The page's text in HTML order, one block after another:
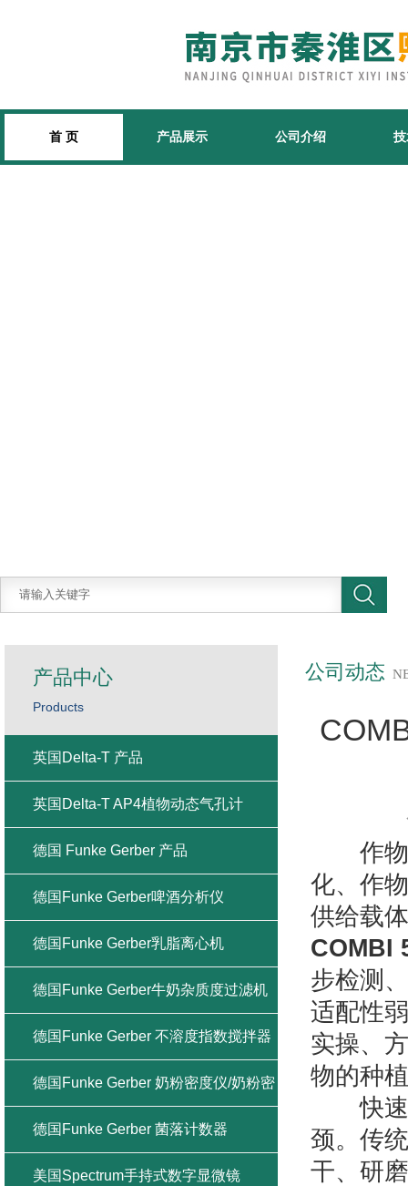
首 页 产品展示 公司介绍
公司动态
作物
化、作
供给载
COMBI
步检测
适配性
实操、
物的种
快速
颈。传
干、研
产品中心
Products
英国Delta-T 产品
英国Delta-T AP4植物动态气孔计
德国 Funke Gerber 产品
德国Funke Gerber啤酒分析仪
德国Funke Gerber乳脂离心机
德国Funke Gerber牛奶杂质度过滤机
德国Funke Gerber 不溶度指数搅拌器
德国Funke Gerber 奶粉密度仪/奶粉密
度计
德国Funke Gerber 菌落计数器
美国Spectrum手持式数字显微镜